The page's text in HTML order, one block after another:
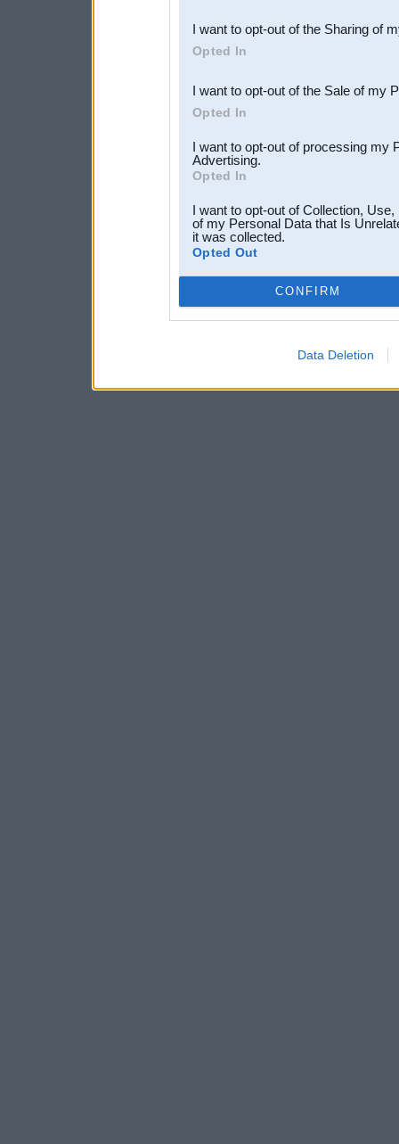
Downstream Participants
third parties.
I want to opt-out of the Sharing of
Opted In
I want to opt-out of the Sale of my
Opted In
I want to opt-out of processing my
Advertising.
Opted In
I want to opt-out of Collection,
of my Personal Data that Is
it was collected.
Opted Out
CONFIRM
Data Deletion